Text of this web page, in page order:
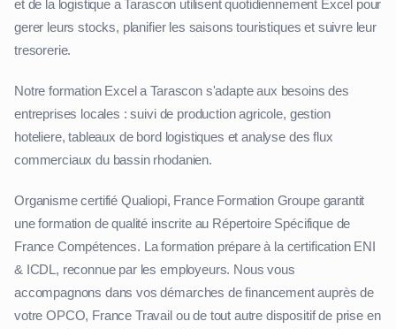
et de la logistique a Tarascon utilisent quotidiennement Excel pour
gerer leurs stocks, planifier les saisons touristiques et suivre leur
tresorerie.
Notre formation Excel a Tarascon s'adapte aux besoins des
entreprises locales : suivi de production agricole, gestion
hoteliere, tableaux de bord logistiques et analyse des flux
commerciaux du bassin rhodanien.
Organisme certifié Qualiopi, France Formation Groupe garantit
une formation de qualité inscrite au Répertoire Spécifique de
France Compétences. La formation prépare à la certification ENI
& ICDL, reconnue par les employeurs. Nous vous
accompagnons dans vos démarches de financement auprès de
votre OPCO, France Travail ou de tout autre dispositif de prise en